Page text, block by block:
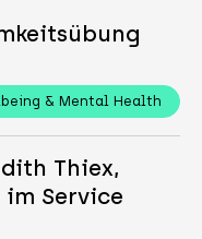
& Mental Health
Thiex,
Service